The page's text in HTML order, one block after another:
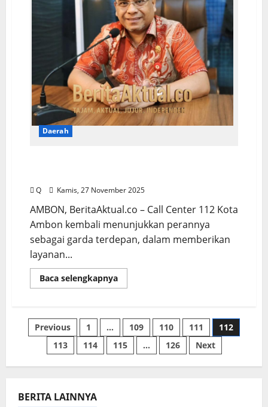
Daerah
Q Kamis, 27 November 2025
AMBON, BeritaAktual.co – Call Center 112 Kota
Ambon kembali menunjukkan perannya
sebagai garda terdepan, dalam memberikan
layanan...
Baca selengkapnya
Previous 1 … 109 110 111
112
113
114 115 … 126 Next
BERITA LAINNYA